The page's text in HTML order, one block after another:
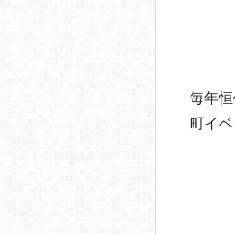
毎年
町イ